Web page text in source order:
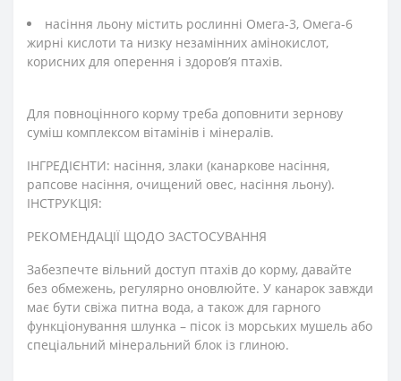
насіння льону містить рослинні Омега-3, Омега-6
жирні кислоти та низку незамінних амінокислот,
корисних для оперення і здоров’я птахів.
Для повноцінного корму треба доповнити зернову
суміш комплексом вітамінів і мінералів.
ІНГРЕДІЄНТИ: насіння, злаки (канаркове насіння,
рапсове насіння, очищений овес, насіння льону).
ІНСТРУКЦІЯ:
РЕКОМЕНДАЦІЇ ЩОДО ЗАСТОСУВАННЯ
Забезпечте вільний доступ птахів до корму, давайте
без обмежень, регулярно оновлюйте. У канарок завжди
має бути свіжа питна вода, а також для гарного
функціонування шлунка – пісок із морських мушель або
спеціальний мінеральний блок із глиною.